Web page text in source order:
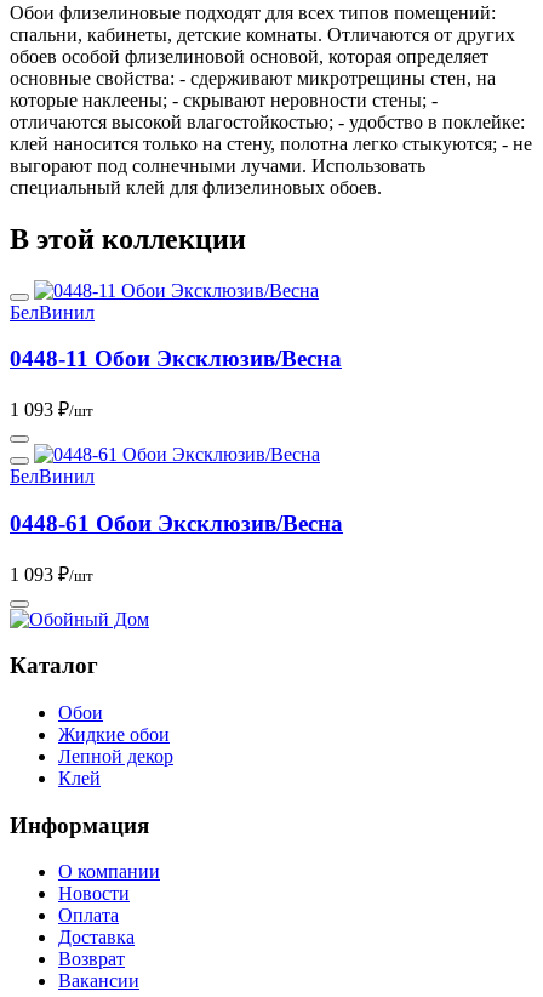
Обои флизелиновые подходят для всех типов помещений:
спальни, кабинеты, детские комнаты. Отличаются от других
обоев особой флизелиновой основой, которая определяет
основные свойства: - сдерживают микротрещины стен, на
которые наклеены; - скрывают неровности стены; -
отличаются высокой влагостойкостью; - удобство в поклейке:
клей наносится только на стену, полотна легко стыкуются; - не
выгорают под солнечными лучами. Использовать
специальный клей для флизелиновых обоев.
В этой коллекции
БелВинил
0448-11 Обои Эксклюзив/Весна
1 093 ₽/шт
БелВинил
0448-61 Обои Эксклюзив/Весна
1 093 ₽/шт
Каталог
Обои
Жидкие обои
Лепной декор
Клей
Информация
О компании
Новости
Оплата
Доставка
Возврат
Вакансии